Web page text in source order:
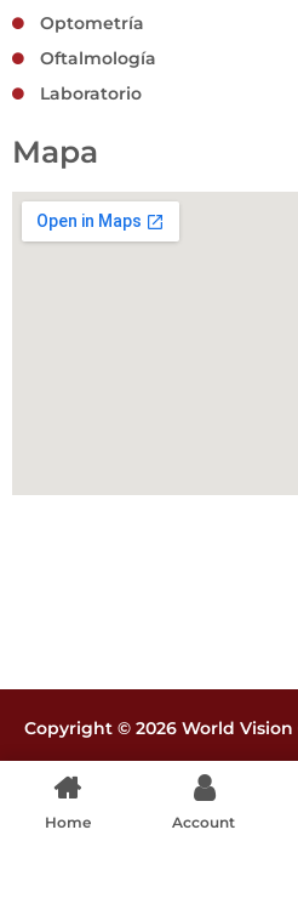
Optometría
Oftalmología
Laboratorio
Mapa
Copyright © 2026 World
Políticas de tratamiento de
Home Account